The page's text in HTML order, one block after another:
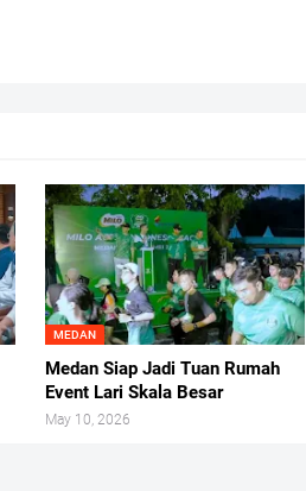
MEDAN
Medan Siap Jadi Tuan Rumah
Event Lari Skala Besar
May 10, 2026